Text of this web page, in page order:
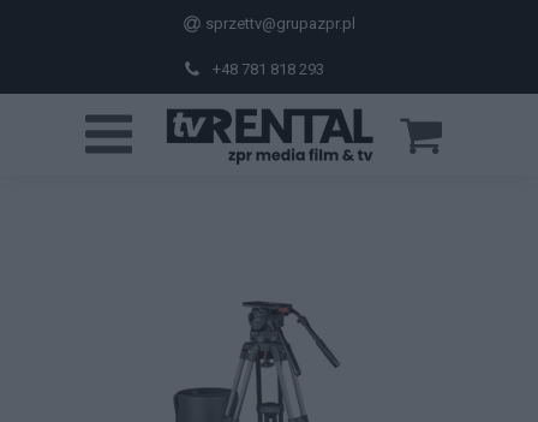
+48 781 818 293
sprzettv@grupazpr.pl